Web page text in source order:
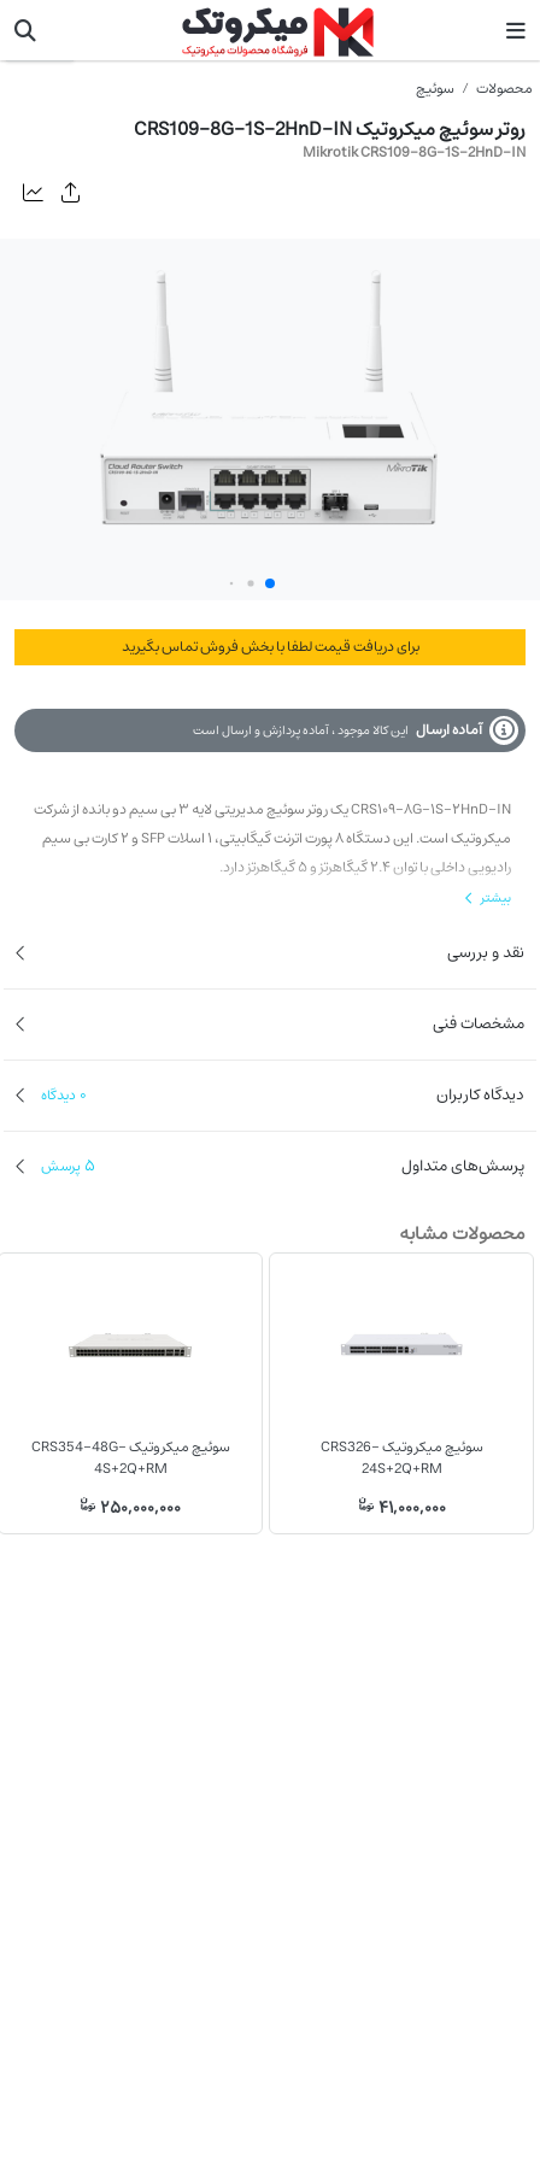
محصولات سوئیچ
روتر سوئیچ میکروتیک CRS109-8G-1S-2HnD-IN
Mikrotik CRS109-8G-1S-2HnD-IN
میکروتیک
برای دریافت قیمت لطفا با بخش فروش تماس بگیرید
آماده ارسال این کالا موجود ، آماده پردازش و ارسال است
CRS109-8G-1S-2HnD-IN یک روتر سوئیچ مدیریتی لایه 3 بی سیم دو بانده از شرکت
میکروتیک است. این دستگاه 8 پورت اترنت گیگابیتی، 1 اسلات SFP و 2 کارت بی سیم
رادیویی داخلی با توان 2.4 گیگاهرتز و 5 گیگاهرتز دارد.
بیشتر
نقد و بررسی
مشخصات فنی
دیدگاه کاربران 0 دیدگاه
پرسش‌های متداول 5 پرسش
محصولات مشابه
سوئیچ میکروتیک CRS326-
24S+2Q+RM
41,000,000
سوئیچ میکروتیک CRS354-48G-
4S+2Q+RM
250,000,000